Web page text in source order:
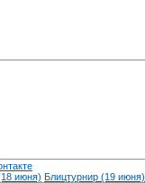
июня) Блицтурнир (19 июня)